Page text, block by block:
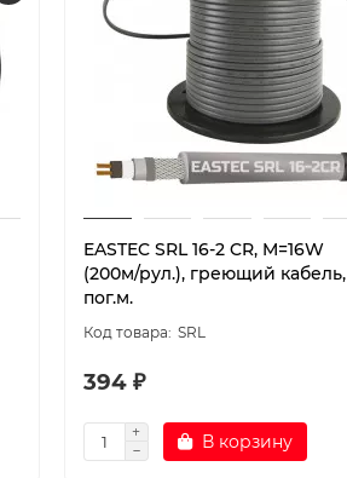
EASTEC SRL 16-2 CR, M=16W
(200м/рул.), греющий кабель,
пог.м.
SRL
394 ₽
В корзину